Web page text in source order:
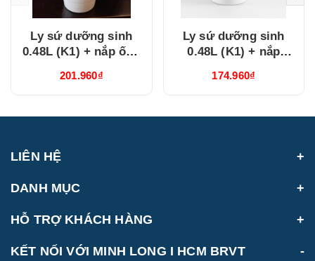
Ly sứ dưỡng sinh
0.48L (K1) + nắp ống
(214888000H)
201.960₫
Ly sứ dưỡng sinh
0.48L (K1) + nắp
(214888000N)
174.960₫
LIÊN HỆ
DANH MỤC
HỖ TRỢ KHÁCH HÀNG
KẾT NỐI VỚI MINH LONG I HCM BRVT